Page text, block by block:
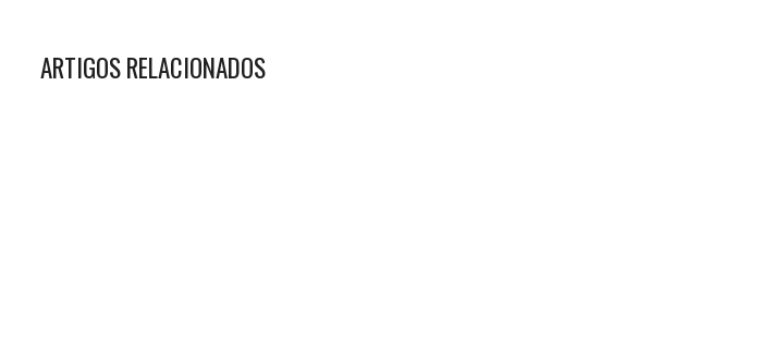
ARTIGOS RELACIONADOS